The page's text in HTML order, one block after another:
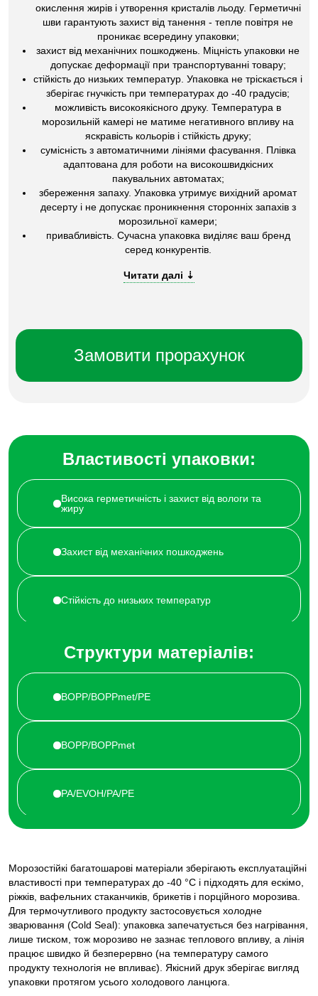
окислення жирів і утворення кристалів льоду. Герметичні
шви гарантують захист від танення - тепле повітря не
проникає всередину упаковки;
захист від механічних пошкоджень. Міцність упаковки не
допускає деформації при транспортуванні товару;
стійкість до низьких температур. Упаковка не тріскається і
зберігає гнучкість при температурах до -40 градусів;
можливість високоякісного друку. Температура в
морозильній камері не матиме негативного впливу на
яскравість кольорів і стійкість друку;
сумісність з автоматичними лініями фасування. Плівка
адаптована для роботи на високошвидкісних
пакувальних автоматах;
збереження запаху. Упаковка утримує вихідний аромат
десерту і не допускає проникнення сторонніх запахів з
морозильної камери;
привабливість. Сучасна упаковка виділяє ваш бренд
серед конкурентів.
Замовити прорахунок
Властивості упаковки:
Висока герметичність і захист від вологи та
жиру
Захист від механічних пошкоджень
Стійкість до низьких температур
Можливість високоякісного друку
Сумісність з автоматичними лініями
фасування
Збереження запаху
Привабливість
Структури матеріалів:
BOPP/BOPPmet/PE
BOPP/BOPPmet
PA/EVOH/PA/PE
BOPP/BOPP
PET/PETmet/PE
BOPP/PE
Морозостійкі багатошарові матеріали зберігають експлуатаційні
властивості при температурах до -40 °C і підходять для ескімо,
ріжків, вафельних стаканчиків, брикетів і порційного морозива.
Для термочутливого продукту застосовується холодне
зварювання (Cold Seal): упаковка запечатується без нагрівання,
лише тиском, тож морозиво не зазнає теплового впливу, а лінія
працює швидко й безперервно (на температуру самого
продукту технологія не впливає). Якісний друк зберігає вигляд
упаковки протягом усього холодового ланцюга.